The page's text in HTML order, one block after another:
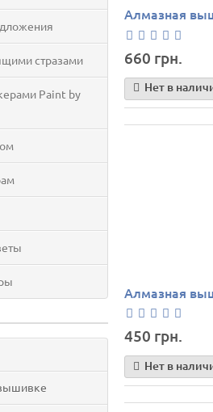
стразами
Paint by
Алмазная
660 грн.
Нет в
Алмазная
450 грн.
Нет в